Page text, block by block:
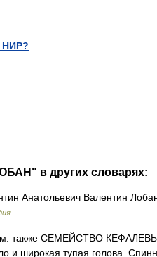
НИР?
в других словарях:
Анатольевич Валентин
также СЕМЕЙСТВО
и широкая тупая голова.